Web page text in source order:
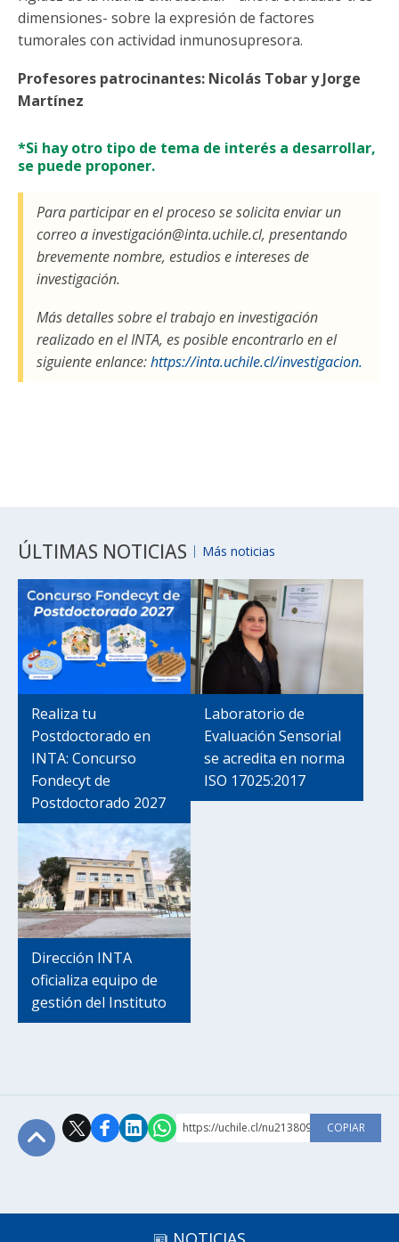
dimensiones- sobre la expresión de factores
tumorales con actividad inmunosupresora.
Profesores patrocinantes: Nicolás Tobar y Jorge
Martínez
*Si hay otro tipo de tema de interés a desarrollar,
se puede proponer.
Para participar en el proceso se solicita enviar un
correo a investigación@inta.uchile.cl, presentando
brevemente nombre, estudios e intereses de
investigación.
Más detalles sobre el trabajo en investigación
realizado en el INTA, es posible encontrarlo en el
siguiente enlance:https://inta.uchile.cl/investigacion.
ÚLTIMAS NOTICIAS Más noticias
Realiza tu
Postdoctorado en
INTA: Concurso
Fondecyt de
Postdoctorado 2027
Laboratorio de
Evaluación Sensorial
se acredita en norma
ISO 17025:2017
Dirección INTA
oficializa equipo de
gestión del Instituto
https://uchile.cl/nu213809 COPIAR